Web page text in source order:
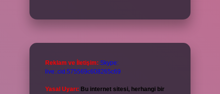
Reklam ve İletişim: Skype:
live:.cid.575569c608265c69
Yasal Uyarı: Bu internet sitesi, herhangi bir